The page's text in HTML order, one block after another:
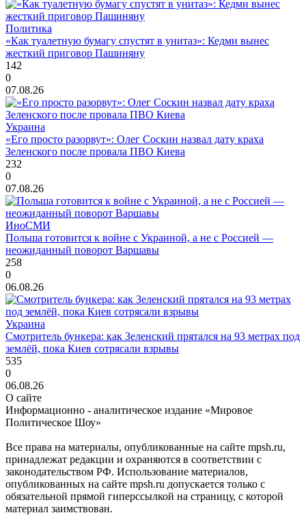
Политика
«Как туалетную бумагу спустят в унитаз»: Кедми вынес
жесткий приговор Пашиняну
142
0
07.08.26
Украина
«Его просто разорвут»: Олег Соскин назвал дату краха
Зеленского после провала ПВО Киева
232
0
07.08.26
ИноСМИ
Польша готовится к войне с Украиной, а не с Россией —
неожиданный поворот Варшавы
258
0
06.08.26
Украина
Смотритель бункера: как Зеленский прятался на 93 метрах под
землёй, пока Киев сотрясали взрывы
535
0
06.08.26
О сайте
Информационно - аналитическое издание «Мировое
Политическое Шоу»
Все права на материалы, опубликованные на сайте mpsh.ru,
принадлежат редакции и охраняются в соответствии с
законодательством РФ. Использование материалов,
опубликованных на сайте mpsh.ru допускается только с
обязательной прямой гиперссылкой на страницу, с которой
материал заимствован.